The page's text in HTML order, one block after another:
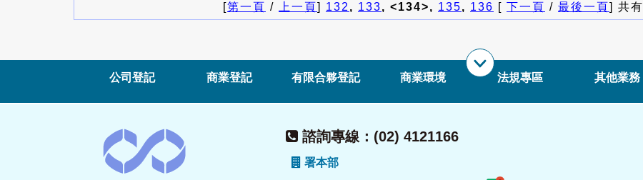
[第一頁 / 上一頁] 132, 133, <134>, 135, 136 [ 下一頁 / 最後一頁] 共有
公司登記 商業登記 有限合夥登記 商業環境 法規專區 其他業務
諮詢專線：(02) 4121166
署本部